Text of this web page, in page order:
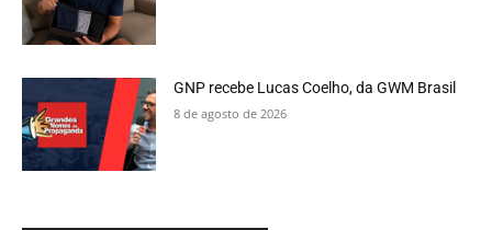
GNP recebe Lucas Coelho, da GWM Brasil
8 de agosto de 2026